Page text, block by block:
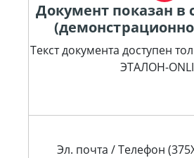
Документ показан
Текст документа доступен
ЭТАЛОН-
Эл. почта / Телефон